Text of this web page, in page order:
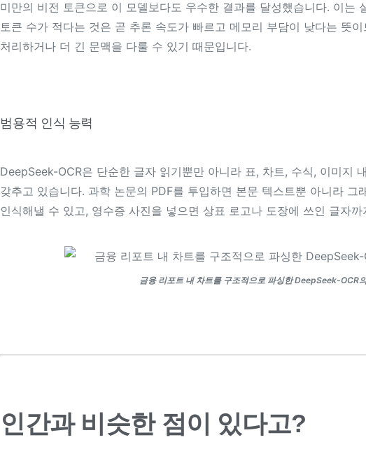
미만의 비전 토큰으로 이 모델보다도 우수한 결과를 달성했습니다. 이는
토큰 수가 적다는 것은 곧 추론 속도가 빠르고 메모리 부담이 낮다는 뜻
처리하거나 더 긴 문맥을 다룰 수 있기 때문입니다.
범용적 인식 능력
DeepSeek-OCR은 단순한 글자 읽기뿐만 아니라 표, 차트, 수식, 이미지
갖추고 있습니다. 과학 논문의 PDF를 투입하면 본문 텍스트뿐 아니라 그
인식해낼 수 있고, 영수증 사진을 넣으면 상표 로고나 도장에 쓰인 글자
금융 리포트 내 차트를 구조적으로 파싱한 DeepSeek-OCR
인간과 비슷한 점이 있다고?